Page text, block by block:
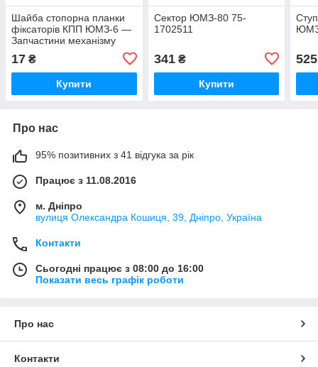
Шайба стопорна планки
фіксаторів КПП ЮМЗ-6 —
Запчастини механізму
перемикання передач, 36-
1702107
17 ₴
Купити
Сектор ЮМЗ-80 75-
1702511
341₴
Купити
525
Про нас
95% позитивних з 41 відгука за рік
Працює з 11.08.2016
м. Дніпро
вулиця Олександра Кошиця, 39, Дніпро, Україна
Контакти
Сьогодні працює з 08:00 до 16:00
Показати весь графік роботи
Про нас
Контакти